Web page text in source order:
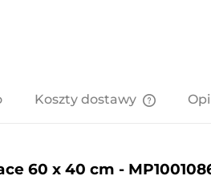
Koszty dostawy
60 x 40 cm -